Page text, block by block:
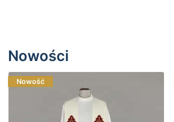
Nowości
Nowość